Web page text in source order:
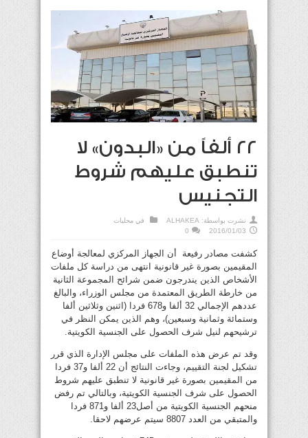
22 ألفاً من «البدون» لا
تنطبق عليهم شروط
التجنيس
نشرت بواسطة: ALHAKEA في محليات
2016/01/03
0
كشفت مصادر رفيعة أن الجهاز المركزي لمعالجة أوضاع
المقيمين بصورة غير قانونية انتهى من دراسة كل ملفات
الأشخاص الذين يندرجون ضمن شرائح المجموعة الثانية
من خارطة الطريق المعتمدة من مجلس الوزراء، والبالغ
عددهم الإجمالي 32 ألفا و678 فردا (اثنين وثلاثين ألفا
وستمائة وثمانية وسبعين)، وهم الذين يمكن النظر في
ترشيحهم لنيل شرف الحصول على الجنسية الكويتية.
وقد تم عرض هذه الملفات على مجلس الإدارة الذي قرر
تشكيل لجنة التقييم، وجاءت النتائج أن 22 ألفا و37 فردا
من المقيمين بصورة غير قانونية لا تنطبق عليهم شروط
الحصول على شرف الجنسية الكويتية، وبالتالي تم رفض
منحهم الجنسية الكويتية من أصل23 ألفا و871 فردا
والمتبقي من العدد 8807 سيتم عرضهم لاحقا.